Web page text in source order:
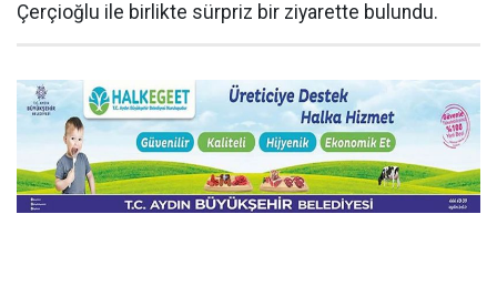
Çerçioğlu ile birlikte sürpriz bir ziyarette bulundu.